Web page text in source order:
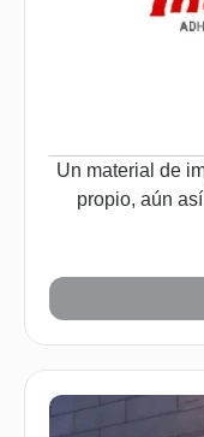
Un material de
propio, aún